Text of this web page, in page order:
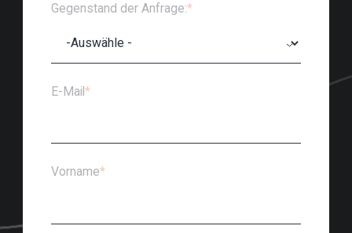
Gegenstand der Anfrage:*
E-Mail*
Vorname*